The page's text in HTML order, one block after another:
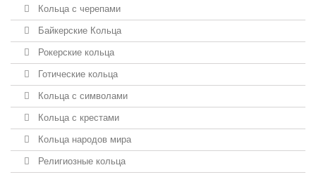
Кольца с черепами
Байкерские Кольца
Рокерские кольца
Готические кольца
Кольца с символами
Кольца с крестами
Кольца народов мира
Религиозные кольца